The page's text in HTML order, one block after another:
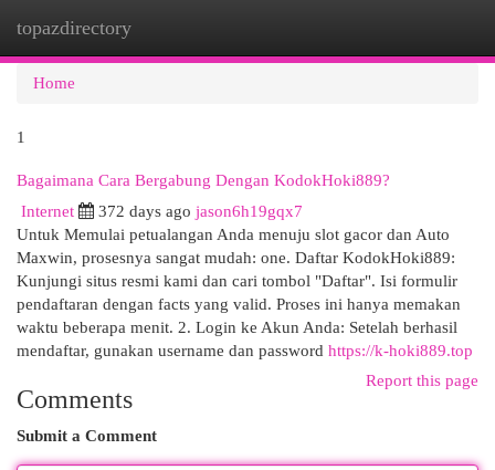
topazdirectory
Home
1
Bagaimana Cara Bergabung Dengan KodokHoki889?
Internet 372 days ago jason6h19gqx7
Untuk Memulai petualangan Anda menuju slot gacor dan Auto
Maxwin, prosesnya sangat mudah: one. Daftar KodokHoki889:
Kunjungi situs resmi kami dan cari tombol "Daftar". Isi formulir
pendaftaran dengan facts yang valid. Proses ini hanya memakan
waktu beberapa menit. 2. Login ke Akun Anda: Setelah berhasil
mendaftar, gunakan username dan password https://k-hoki889.top
Report this page
Comments
Submit a Comment